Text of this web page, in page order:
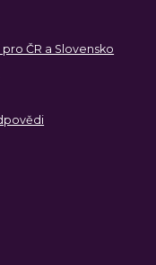
ČR a Slovensko